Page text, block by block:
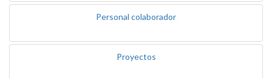
Personal colaborador
Proyectos